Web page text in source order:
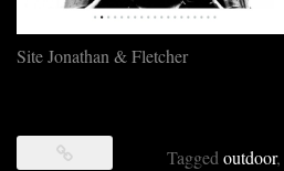
Site Jonathan & Fletcher
Taggedoutdoor,